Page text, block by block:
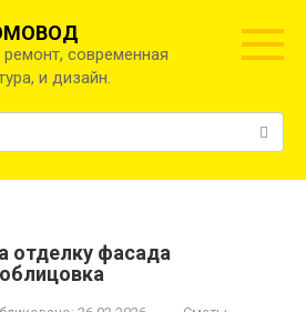
ремонт, современная
и дизайн.
фасада